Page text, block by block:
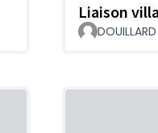
Liaison
DOUILLARD